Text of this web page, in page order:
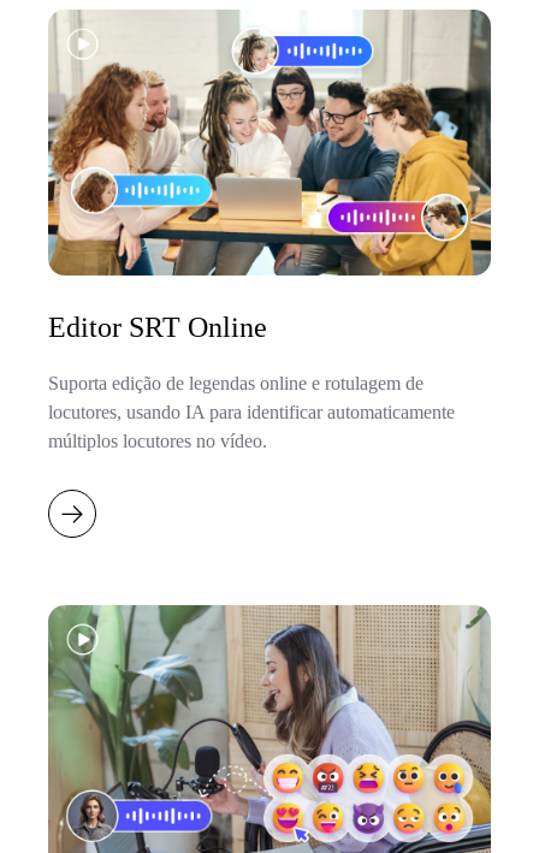
Editor SRT Online
Suporta edição de legendas online e rotulagem de
locutores, usando IA para identificar automaticamente
múltiplos locutores no vídeo.